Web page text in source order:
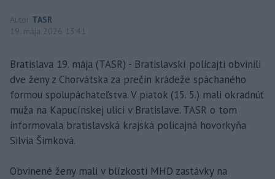
Autor TASR
19. mája 2026 13:41
Bratislava 19. mája (TASR) - Bratislavskí policajti obvinili
dve ženy z Chorvátska za prečin krádeže spáchaného
formou spolupáchateľstva. V piatok (15. 5.) mali okradnúť
muža na Kapucínskej ulici v Bratislave. TASR o tom
informovala bratislavská krajská policajná hovorkyňa
Silvia Šimková.
Obvinené ženy mali v blízkosti MHD zastávky na